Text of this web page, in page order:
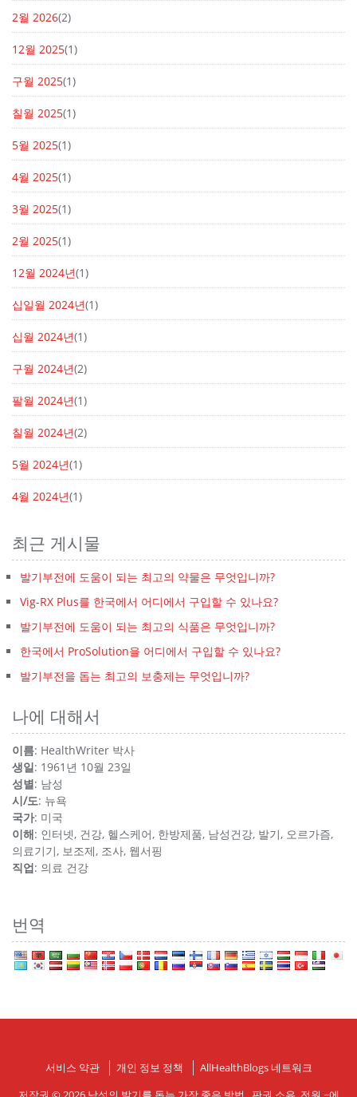
2월 2026(2)
12월 2025(1)
구월 2025(1)
칠월 2025(1)
5월 2025(1)
4월 2025(1)
3월 2025(1)
2월 2025(1)
12월 2024년(1)
십일월 2024년(1)
십월 2024년(1)
구월 2024년(2)
팔월 2024년(1)
칠월 2024년(2)
5월 2024년(1)
4월 2024년(1)
최근 게시물
발기부전에 도움이 되는 최고의 약물은 무엇입니까?
Vig-RX Plus를 한국에서 어디에서 구입할 수 있나요?
발기부전에 도움이 되는 최고의 식품은 무엇입니까?
한국에서 ProSolution을 어디에서 구입할 수 있나요?
발기부전을 돕는 최고의 보충제는 무엇입니까?
나에 대해서
이름: HealthWriter 박사
생일: 1961년 10월 23일
성별: 남성
시/도: 뉴욕
국가: 미국
이해: 인터넷, 건강, 헬스케어, 한방제품, 남성건강, 발기, 오르가즘,
의료기기, 보조제, 조사, 웹서핑
직업: 의료 건강
번역
서비스 약관 개인 정보 정책
AllHealthBlogs 네트워크